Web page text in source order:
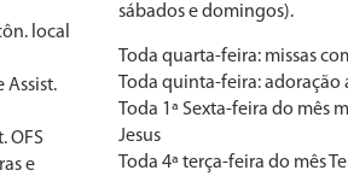
local
Assist.
OFS
e
sábados e domingos).
Toda quarta-feira: missas
Toda quinta-feira: adoração
Toda 1ª Sexta-feira do mês
Jesus
Toda 4ª terça-feira do mês